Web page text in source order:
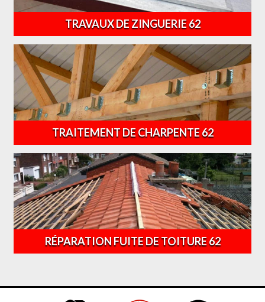
TRAVAUX DE ZINGUERIE 62
TRAITEMENT DE CHARPENTE 62
RÉPARATION FUITE DE TOITURE 62